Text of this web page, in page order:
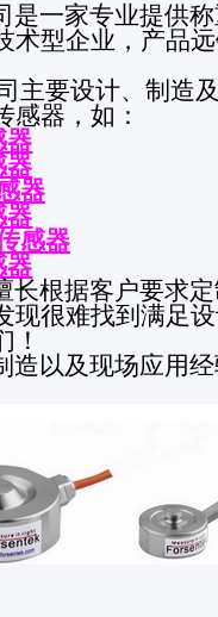
一家专业提供
术型企业，产品
主要设计、制造
感器，如：
器
器
器
器
感器
器
根据客户要求
现很难找到满足
！
以及现场应用